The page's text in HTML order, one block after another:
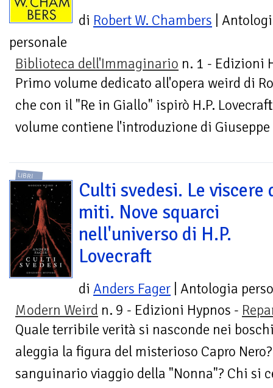
di Robert W. Chambers |
personale
Biblioteca dell'Immaginario n. 1 - Edizioni
Primo volume dedicato all'opera weird di
che con il "Re in Giallo" ispirò H.P.
volume contiene l'introduzione di
LIBRI
Culti svedesi. Le viscere
miti. Nove squarci
nell'universo di H.P.
Lovecraft
di Anders Fager | Antologia
Modern Weird n. 9 - Edizioni Hypnos -
Quale terribile verità si nasconde nei
aleggia la figura del misterioso Capro
sanguinario viaggio della "Nonna"? Chi si